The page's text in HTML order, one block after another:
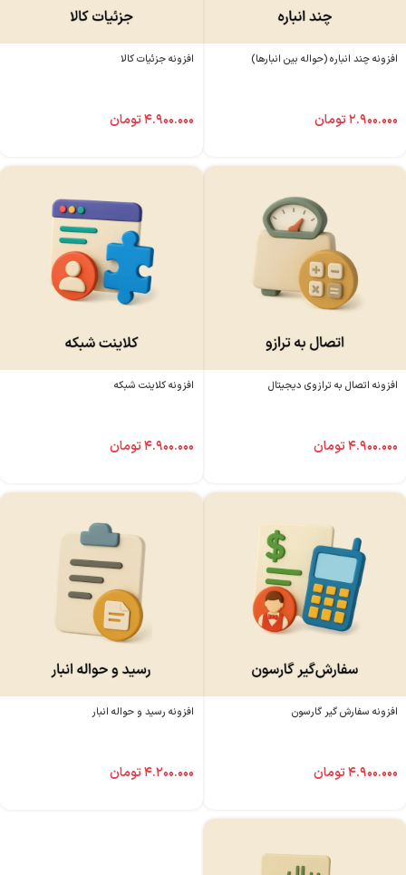
افزونه چند انباره (حواله بین انبارها)
۲.۹۰۰.۰۰۰تومان
افزونه جزئیات کالا
۴.۹۰۰.۰۰۰تومان
افزونه اتصال به ترازوی دیجیتال
۴.۹۰۰.۰۰۰تومان
افزونه کلاینت شبکه
۴.۹۰۰.۰۰۰تومان
افزونه سفارش گیر گارسون
۴.۹۰۰.۰۰۰تومان
افزونه رسید و حواله انبار
۴.۲۰۰.۰۰۰تومان